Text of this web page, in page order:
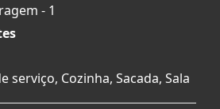
- 1
serviço, Cozinha, Sacada, Sala